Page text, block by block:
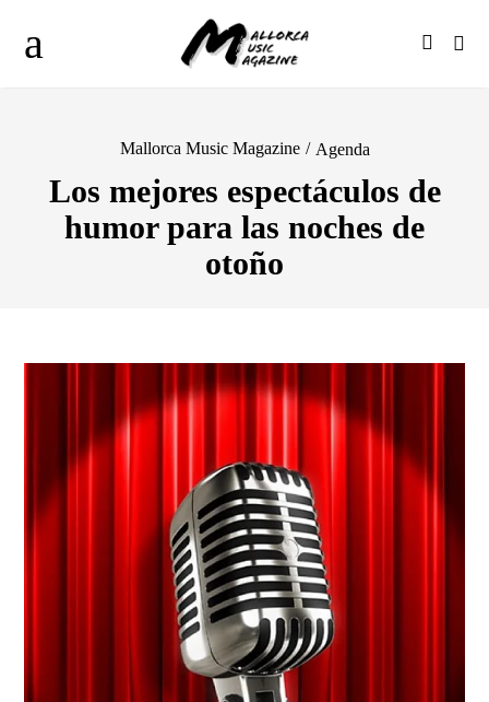
Mallorca Music Magazine / Agenda
Los mejores espectáculos de
humor para las noches de
otoño